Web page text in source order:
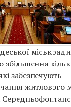
забезпечують
житлового